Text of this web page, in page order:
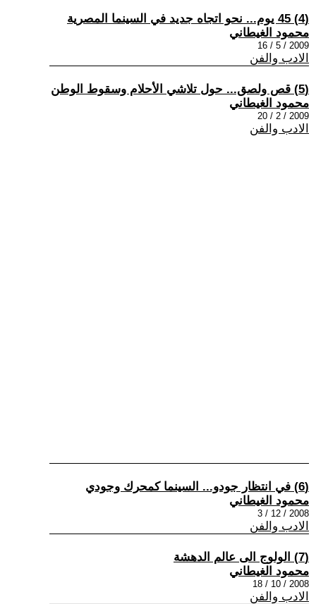
(4) 45 يوم... نحو اتجاه جديد في السينما المصرية
محمود الغيطاني
2009 / 5 / 16
الادب والفن
(5) قص ولصق... حول تلاشي الأحلام وسقوط الوطن
محمود الغيطاني
2009 / 2 / 20
الادب والفن
(6) في انتظار جودو... السينما كمحرك وجودي
محمود الغيطاني
2008 / 12 / 3
الادب والفن
(7) الولوج الى عالم الدهشة
محمود الغيطاني
2008 / 10 / 18
الادب والفن